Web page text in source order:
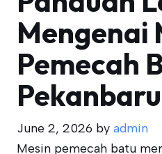
Mengenai
Pemecah
Pekanbaru
June 2, 2026 by admin
Mesin pemecah batu